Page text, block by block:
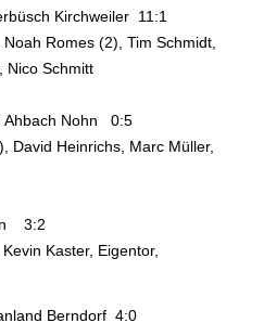
Kirchweiler 11:1
Romes (2), Tim Schmidt,
Nico Schmitt
Ahbach Nohn 0:5
David Heinrichs, Marc Müller,
3:2
Kaster, Eigentor,
Berndorf 4:0